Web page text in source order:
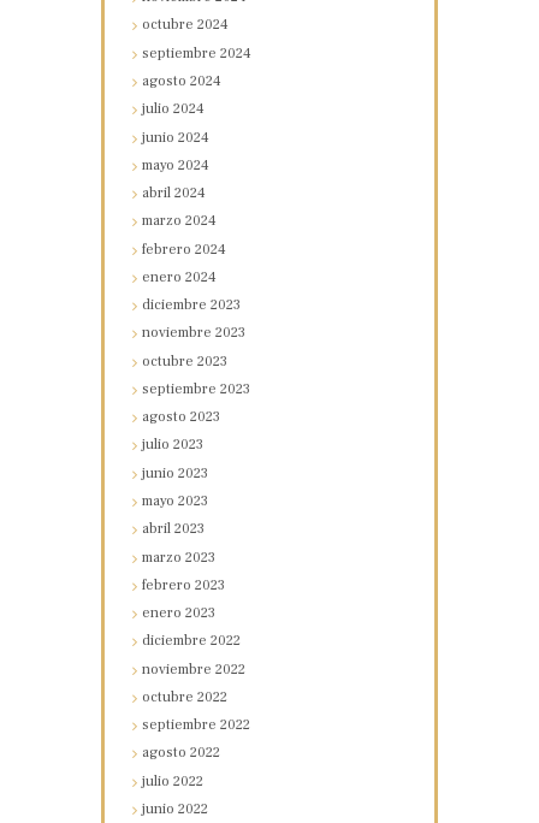
octubre2024
septiembre2024
agosto2024
julio2024
junio2024
mayo2024
abril2024
marzo2024
febrero2024
enero2024
diciembre2023
noviembre2023
octubre2023
septiembre2023
agosto2023
julio2023
junio2023
mayo2023
abril2023
marzo2023
febrero2023
enero2023
diciembre2022
noviembre2022
octubre2022
septiembre2022
agosto2022
julio2022
junio2022